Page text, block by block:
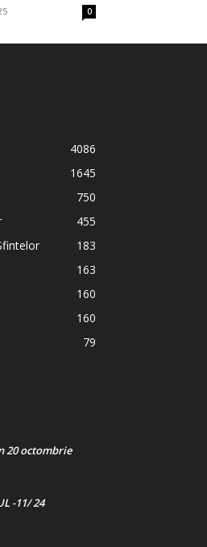
0
4086
1645
750
455
183
163
160
160
79
20 octombrie
-11/ 24